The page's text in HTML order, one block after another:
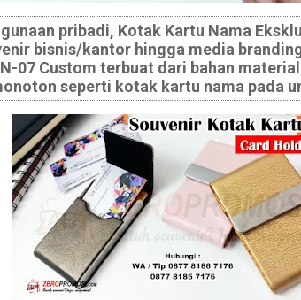
pribadi, Kotak Kartu Nama
bisnis/kantor hingga media
07 Custom terbuat dari bahan
seperti kotak kartu nama pada